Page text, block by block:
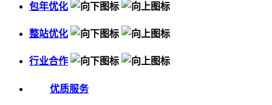
包年优化
整站优化
行业合作
优质服务